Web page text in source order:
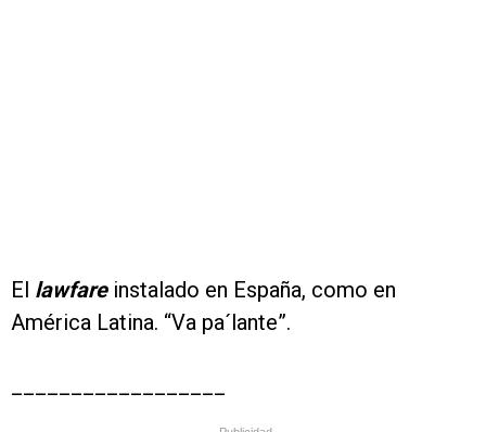
El lawfareinstalado en España, como en
América Latina. “Va pa´lante”.